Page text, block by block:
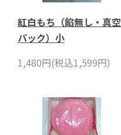
紅白もち（餡無し・真空
パック）小
1,480円(税込1,599円)